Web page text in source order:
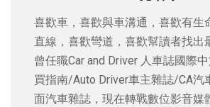
喜歡車，喜歡與車溝通，喜歡有生
直線，喜歡彎道，喜歡幫讀者找出
曾任職Car and Driver 人車誌國際
買指南/Auto Driver車主雜誌/CA汽
面汽車雜誌，現在轉戰數位影音媒